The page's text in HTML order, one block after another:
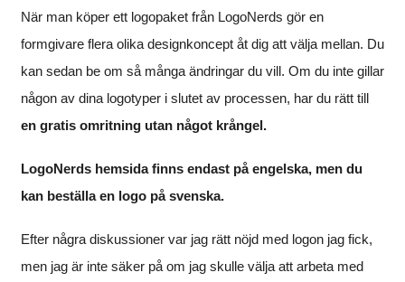
När man köper ett logopaket från LogoNerds gör en
formgivare flera olika designkoncept åt dig att välja mellan. Du
kan sedan be om så många ändringar du vill. Om du inte gillar
någon av dina logotyper i slutet av processen, har du rätt till
en gratis omritning utan något krångel.
LogoNerds hemsida finns endast på engelska, men du
kan beställa en logo på svenska.
Efter några diskussioner var jag rätt nöjd med logon jag fick,
men jag är inte säker på om jag skulle välja att arbeta med